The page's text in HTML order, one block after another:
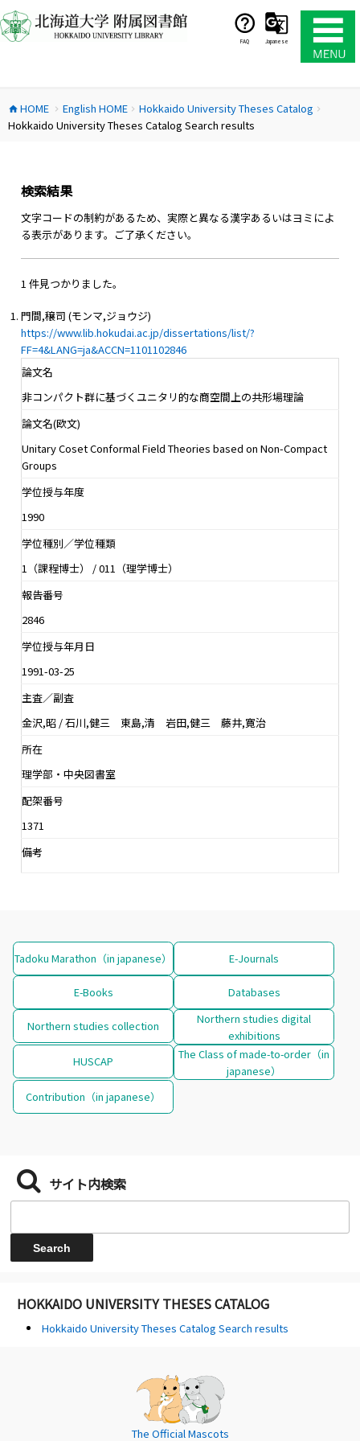
ン
テ
ス
キ
FAQ Japanese
home HOME chevron_right English HOMEchevron_right Hokkaido University Theses Catalog chevron_right
Hokkaido University Theses Catalog Search results
検索結果
文字コードの制約があるため、実際と異なる漢字あるいはヨミによ
る表示があります。ご了承ください。
1 件見つかりました。
門間,穣司 (モンマ,ジョウジ)
https://www.lib.hokudai.ac.jp/dissertations/list/?
FF=4&LANG=ja&ACCN=1101102846
論文名
非コンパクト群に基づくユニタリ的な商空間上の共形場理論
論文名(欧文)
Unitary Coset Conformal Field Theories based on Non-Compact
Groups
学位授与年度
1990
学位種別／学位種類
1（課程博士） / 011（理学博士）
報告番号
2846
学位授与年月日
1991-03-25
主査／副査
金沢,昭 / 石川,健三 東島,清 岩田,健三 藤井,寛治
所在
理学部・中央図書室
配架番号
1371
備考
Tadoku Marathon（in japanese） E-Journals
E-Books Databases
Northern studies collection
Northern studies digital
exhibitions
HUSCAP
The Class of made-to-order（in
japanese）
Contribution（in japanese）
サイト内検索
HOKKAIDO UNIVERSITY THESES CATALOG
Hokkaido University Theses Catalog Search results
The Official Mascots